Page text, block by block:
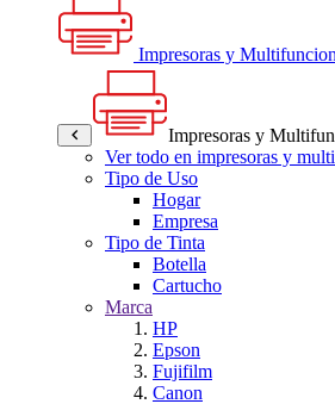
Impresoras y
Impresoras y
Ver todo en impresoras y
Tipo de Uso
Hogar
Empresa
Tipo de Tinta
Botella
Cartucho
Marca
HP
Epson
Fujifilm
Canon